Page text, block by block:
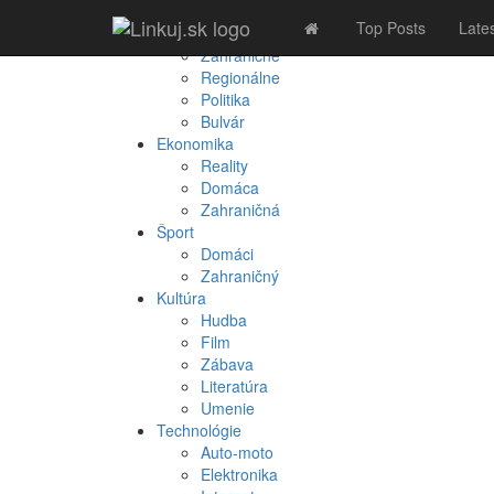
Top Posts
Domáce
Zahraničné
Regionálne
Politika
Bulvár
Ekonomika
Reality
Domáca
Zahraničná
Šport
Domáci
Zahraničný
Kultúra
Hudba
Film
Zábava
Literatúra
Umenie
Technológie
Auto-moto
Elektronika